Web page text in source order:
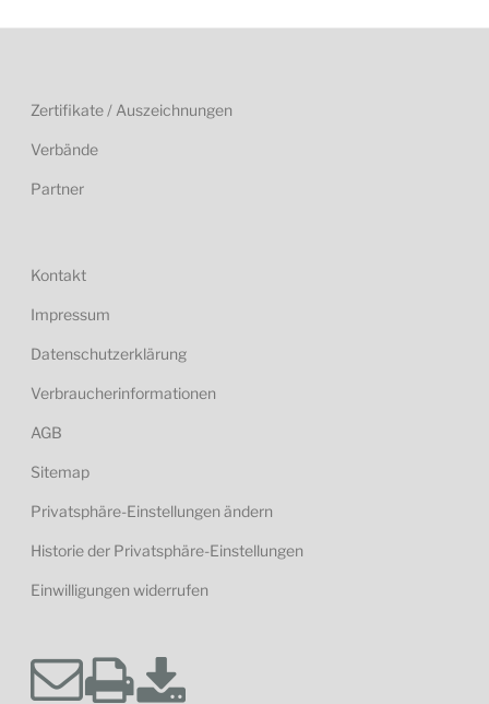
Zertifikate / Auszeichnungen
Verbände
Partner
Kontakt
Impressum
Datenschutzerklärung
Verbraucherinformationen
AGB
Sitemap
Privatsphäre-Einstellungen ändern
Historie der Privatsphäre-Einstellungen
Einwilligungen widerrufen